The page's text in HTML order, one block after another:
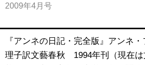
2009年4月号
『アンネの日記・完全版』アンネ
理子訳文藝春秋 1994年刊（現在は